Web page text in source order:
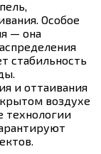
Особое
— она
стабильность
и оттаивания
воздухе
технологии